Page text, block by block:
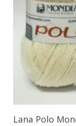
Lana Polo